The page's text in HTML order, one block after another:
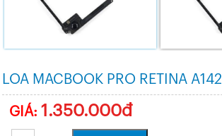
LOA MACBOOK PRO RETINA
GIÁ: 1.350.000đ